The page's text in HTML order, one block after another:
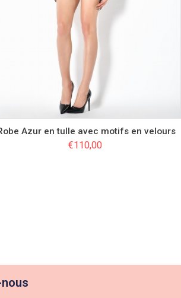
Couleur
Taille
M
Azur en tulle avec motifs en velours
€110,00